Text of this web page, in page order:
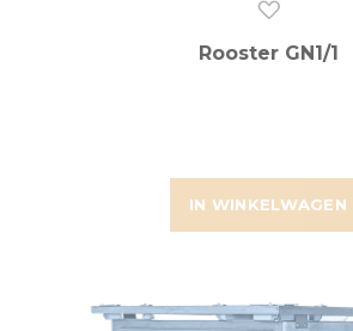
IN WINKELWAGEN
Rooster GN1/1